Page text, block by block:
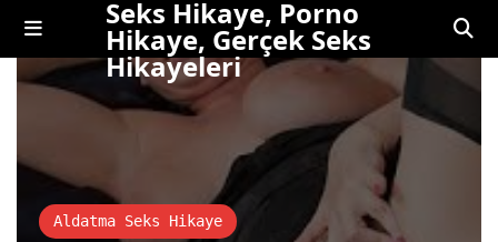
Seks Hikaye, Porno
Hikaye, Gerçek Seks
Hikayeleri
Aldatma Seks Hikaye